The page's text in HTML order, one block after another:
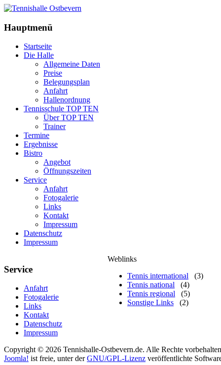
Hauptmenü
Startseite
Die Halle
Allgemeine Daten
Preise
Belegungsplan
Anfahrt
Hallenordnung
Tennisschule TOP TEN
Über TOP TEN
Trainer
Termine
Ergebnisse
Bistro
Angebot
Öffnungszeiten
Service
Anfahrt
Fotogalerie
Links
Kontakt
Impressum
Datenschutz
Impressum
Service
Anfahrt
Fotogalerie
Links
Kontakt
Datenschutz
Impressum
Weblinks
Tennis international
(3)
Tennis national
(4)
Tennis regional
(5)
Sonstige Links
(2)
Copyright © 2026 Tennishalle-Ostbevern.de. Alle Rechte
Joomla! ist freie, unter derGNU/GPL-Lizenz veröffentlichte